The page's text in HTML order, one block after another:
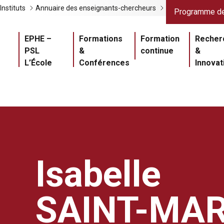
Navigation
EPHE –
PSL
L’École
Formations
&
Conférences
Formation
continue
&
Liens gris
Instituts Annuaire des enseignants-chercheurs Programme
Master
Isabelle
SAINT-